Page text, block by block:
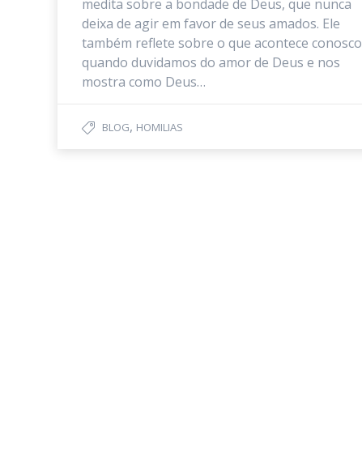
medita sobre a bondade de Deus, que nunca
deixa de agir em favor de seus amados. Ele
também reflete sobre o que acontece conosco
quando duvidamos do amor de Deus e nos
mostra como Deus…
BLOG, HOMILIAS